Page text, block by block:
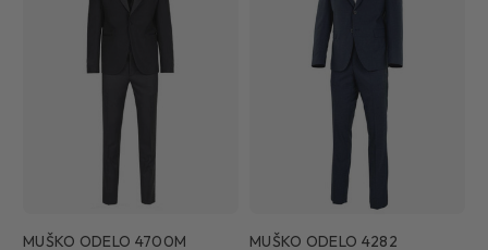
MUŠKO ODELO 4700M MUŠKO ODELO 4282